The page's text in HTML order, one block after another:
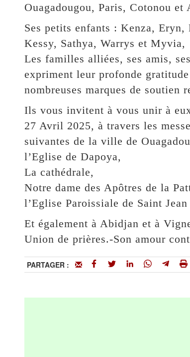
Ouagadougou, Paris, Cotonou et
Ses petits enfants : Kenza,
Kessy, Sathya, Warrys et Myvia,
Les familles alliées, ses amis,
expriment leur profonde
nombreuses marques de soutien
Ils vous invitent à vous unir à
27 Avril 2025, à travers les
suivantes de la ville de
l’Eglise de Dapoya,
La cathédrale,
Notre dame des Apôtres de la
l’Eglise Paroissiale de Saint
Et également à Abidjan et à
Union de prières.-Son amour
PARTAGER :